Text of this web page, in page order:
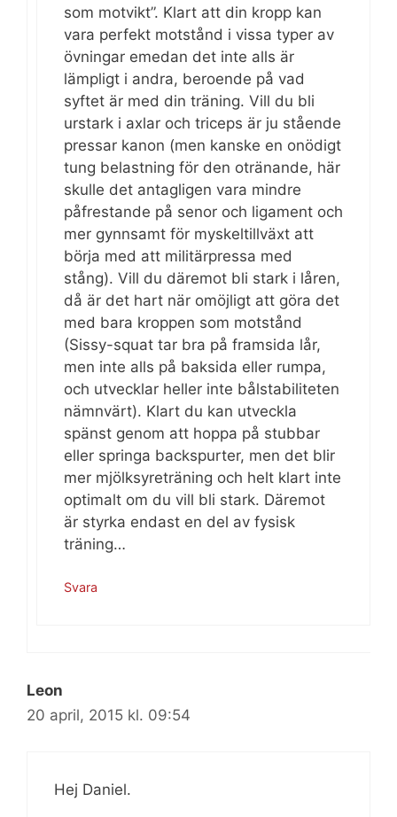
som motvikt”. Klart att din kropp kan
vara perfekt motstånd i vissa typer av
övningar emedan det inte alls är
lämpligt i andra, beroende på vad
syftet är med din träning. Vill du bli
urstark i axlar och triceps är ju stående
pressar kanon (men kanske en onödigt
tung belastning för den otränande, här
skulle det antagligen vara mindre
påfrestande på senor och ligament och
mer gynnsamt för myskeltillväxt att
börja med att militärpressa med
stång). Vill du däremot bli stark i låren,
då är det hart när omöjligt att göra det
med bara kroppen som motstånd
(Sissy-squat tar bra på framsida lår,
men inte alls på baksida eller rumpa,
och utvecklar heller inte bålstabiliteten
nämnvärt). Klart du kan utveckla
spänst genom att hoppa på stubbar
eller springa backspurter, men det blir
mer mjölksyreträning och helt klart inte
optimalt om du vill bli stark. Däremot
är styrka endast en del av fysisk
träning…
Svara
Leon
20 april, 2015 kl. 09:54
Hej Daniel.